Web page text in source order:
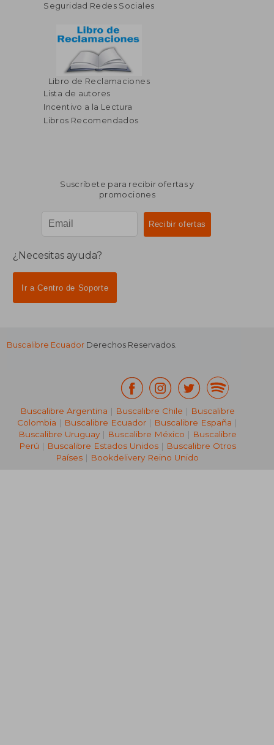
45%
dcto. $ 23.07
Seguridad Redes Sociales
Libro de Reclamaciones
Lista de autores
Incentivo a la Lectura
Libros Recomendados
Suscríbete para recibir ofertas y
promociones
¿Necesitas ayuda?
Ir a Centro de Soporte
Buscalibre Ecuador Derechos Reservados.
Buscalibre Argentina | Buscalibre Chile | Buscalibre
Colombia | Buscalibre Ecuador | Buscalibre España |
Buscalibre Uruguay| Buscalibre México | Buscalibre
Perú | Buscalibre Estados Unidos| Buscalibre Otros
Países | Bookdelivery Reino Unido